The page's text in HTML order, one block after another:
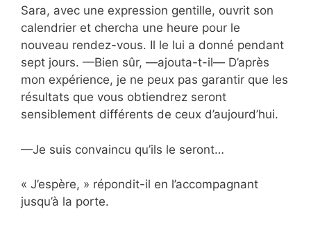
Sara, avec une expression gentille, ouvrit son
calendrier et chercha une heure pour le
nouveau rendez-vous. Il le lui a donné pendant
sept jours. —Bien sûr, —ajouta-t-il— D’après
mon expérience, je ne peux pas garantir que les
résultats que vous obtiendrez seront
sensiblement différents de ceux d’aujourd’hui.
—Je suis convaincu qu’ils le seront…
« J’espère, » répondit-il en l’accompagnant
jusqu’à la porte.